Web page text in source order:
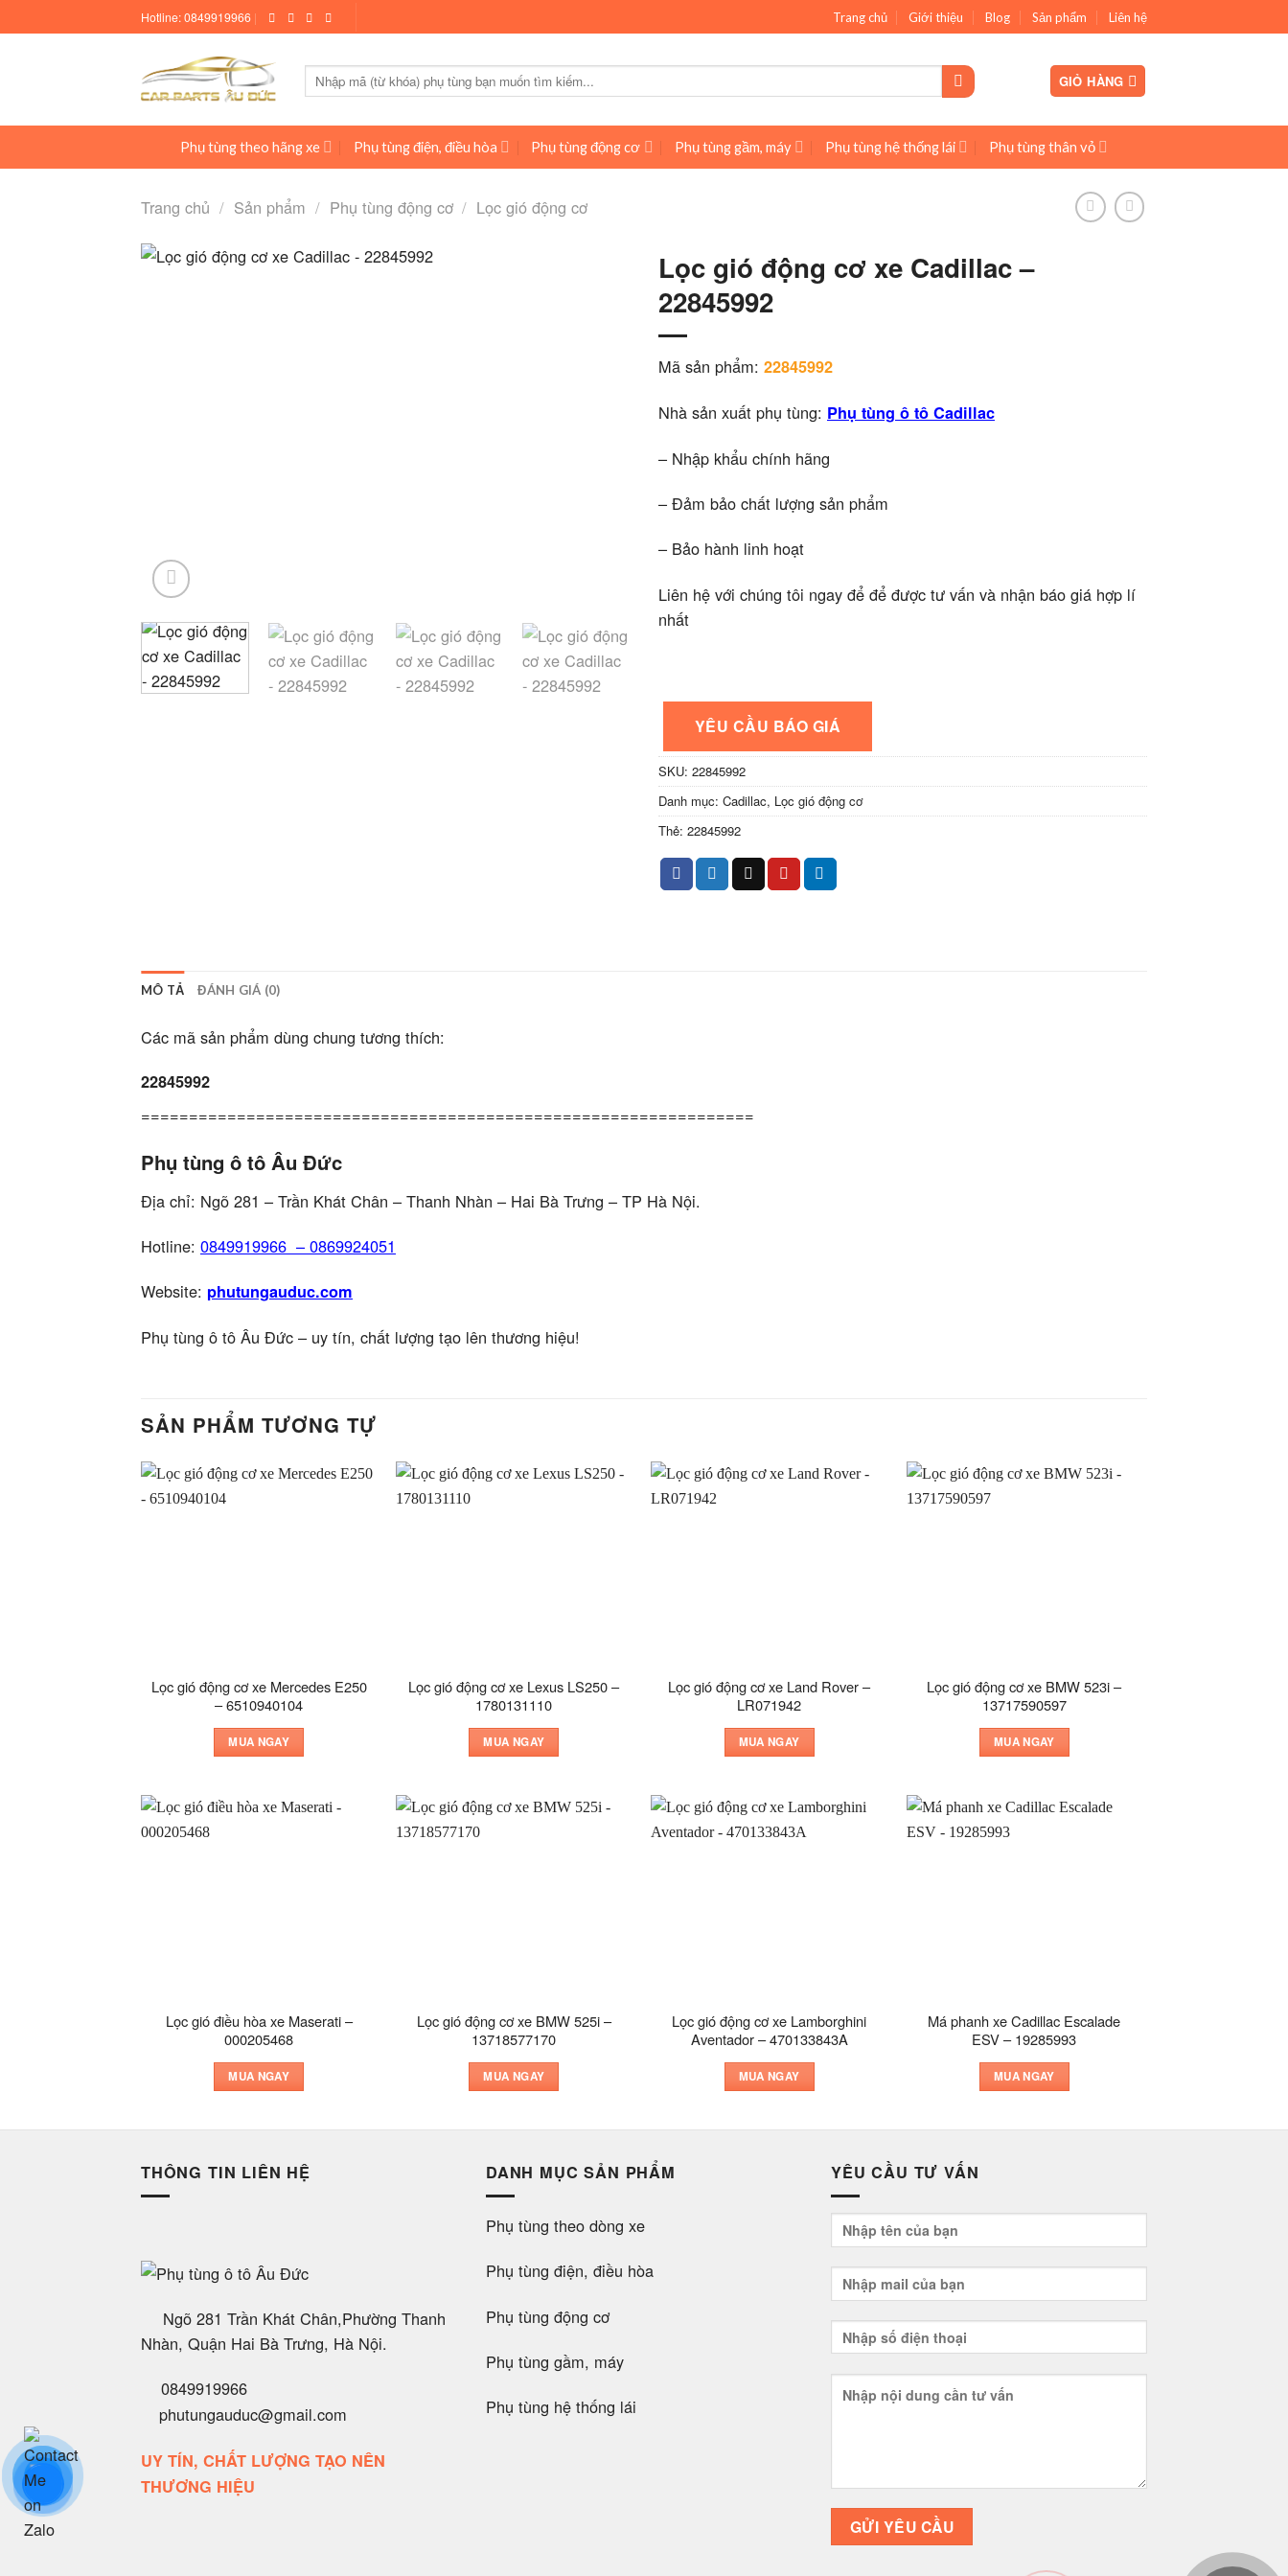
to
Hotline:0849919966 | Trang chủ Giới thiệu Blog Sản phẩm Liên hệ
Tìm
kiếm:
GIỎ HÀNG
Phụ tùng theo hãng xe Phụ tùng điện, điều hòa Phụ tùng động cơ Phụ tùng gầm, máy Phụ tùng hệ thống lái Phụ tùng thân vỏ
Trang chủ / Sản phẩm / Phụ tùng động cơ / Lọc gió động cơ
Lọc gió động cơ xe Cadillac –
22845992
Mã sản phẩm: 22845992
Nhà sản xuất phụ tùng: Phụ tùng ô tô Cadillac
– Nhập khẩu chính hãng
– Đảm bảo chất lượng sản phẩm
– Bảo hành linh hoạt
Liên hệ với chúng tôi ngay để để được tư vấn và nhận báo giá hợp lí
nhất
YÊU CẦU BÁO GIÁ
SKU: 22845992
Danh mục: Cadillac, Lọc gió động cơ
Thẻ: 22845992
MÔ TẢ ĐÁNH GIÁ (0)
Các mã sản phẩm dùng chung tương thích:
22845992
================================================================
Phụ tùng ô tô Âu Đức
Địa chỉ: Ngõ 281 – Trần Khát Chân – Thanh Nhàn – Hai Bà Trưng – TP Hà Nội.
Hotline: 0849919966 – 0869924051
Website: phutungauduc.com
Phụ tùng ô tô Âu Đức – uy tín, chất lượng tạo lên thương hiệu!
SẢN PHẨM TƯƠNG TỰ
Lọc gió động cơ xe Mercedes E250
– 6510940104
MUA NGAY
Lọc gió động cơ xe Lexus LS250 –
1780131110
MUA NGAY
Lọc gió động cơ xe Land Rover –
LR071942
MUA NGAY
Lọc gió động cơ xe BMW 523i –
13717590597
MUA NGAY
Lọc gió điều hòa xe Maserati –
000205468
MUA NGAY
Lọc gió động cơ xe BMW 525i –
13718577170
MUA NGAY
Lọc gió động cơ xe Lamborghini
Aventador – 470133843A
MUA NGAY
Má phanh xe Cadillac Escalade
ESV – 19285993
MUA NGAY
THÔNG TIN LIÊN HỆ
Ngõ 281 Trần Khát Chân,Phường Thanh
Nhàn, Quận Hai Bà Trưng, Hà Nội.
0849919966
phutungauduc@gmail.com
UY TÍN, CHẤT LƯỢNG TẠO NÊN
THƯƠNG HIỆU
DANH MỤC SẢN PHẨM
Phụ tùng theo dòng xe
Phụ tùng điện, điều hòa
Phụ tùng động cơ
Phụ tùng gầm, máy
Phụ tùng hệ thống lái
YÊU CẦU TƯ VẤN